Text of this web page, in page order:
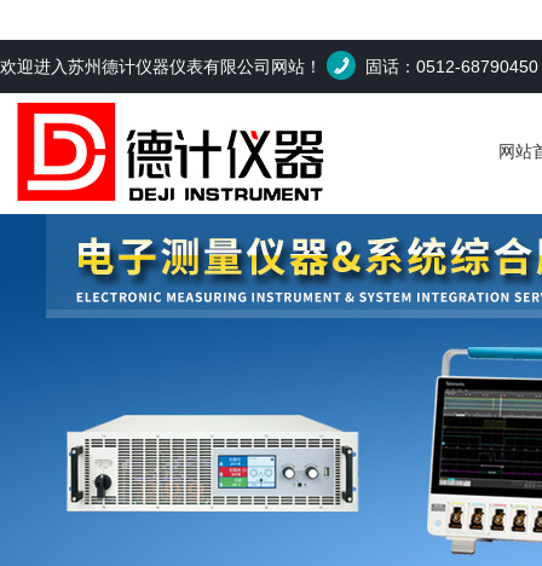
欢迎进入苏州德计仪器仪表有限公司网站！ 固话：0512-68790450
网站